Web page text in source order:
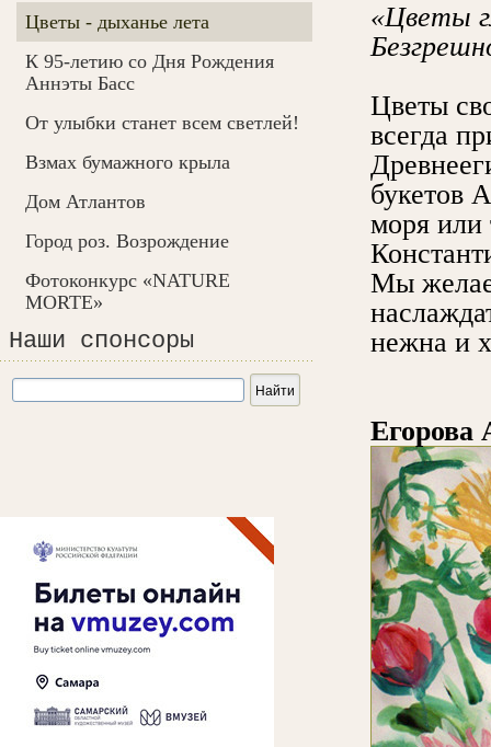
Цветы - дыханье лета
К 95-летию со Дня Рождения
Аннэты Басс
От улыбки станет всем светлей!
Взмах бумажного крыла
Дом Атлантов
Город роз. Возрождение
Фотоконкурс «NATURE
MORTE»
Наши спонсоры
«Цветы
Цветы
всегда
букетов
моря или
Мы
нежна и
Егорова